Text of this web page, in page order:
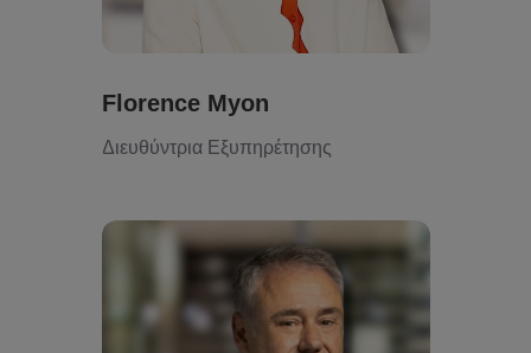
Florence Myon
Διευθύντρια Εξυπηρέτησης